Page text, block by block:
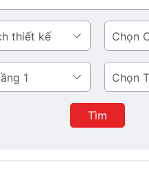
Chiều
rộng
mặt
tiền
Tỉnh
/
Thành
phố
Tìm